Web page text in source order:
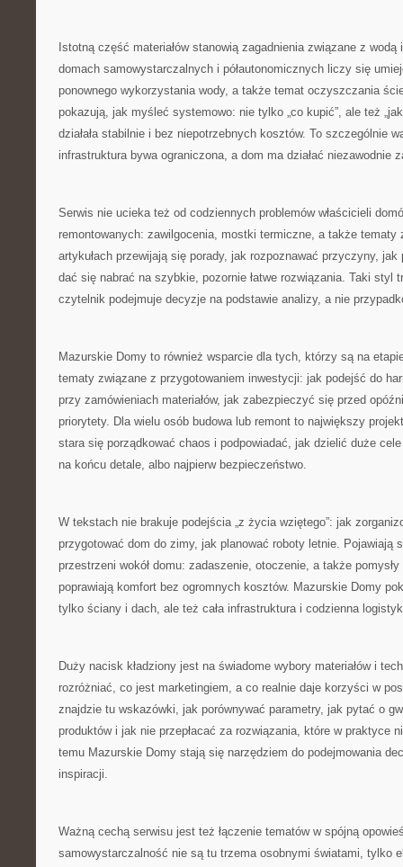
Istotną część materiałów stanowią zagadnienia związane z
domach samowystarczalnych i półautonomicznych liczy się
ponownego wykorzystania wody, a także temat oczyszczania
pokazują, jak myśleć systemowo: nie tylko „co kupić”, ale też
działała stabilnie i bez niepotrzebnych kosztów. To szczególnie
infrastruktura bywa ograniczona, a dom ma działać niezawodnie
Serwis nie ucieka też od codziennych problemów właścicieli
remontowanych: zawilgocenia, mostki termiczne, a także tematy
artykułach przewijają się porady, jak rozpoznawać przyczyny, jak
dać się nabrać na szybkie, pozornie łatwe rozwiązania. Taki styl
czytelnik podejmuje decyzje na podstawie analizy, a nie
Mazurskie Domy to również wsparcie dla tych, którzy są na
tematy związane z przygotowaniem inwestycji: jak podejść do
przy zamówieniach materiałów, jak zabezpieczyć się przed
priorytety. Dla wielu osób budowa lub remont to największy
stara się porządkować chaos i podpowiadać, jak dzielić duże
na końcu detale, albo najpierw bezpieczeństwo.
W tekstach nie brakuje podejścia „z życia wziętego”: jak
przygotować dom do zimy, jak planować roboty letnie. Pojawiają
przestrzeni wokół domu: zadaszenie, otoczenie, a także
poprawiają komfort bez ogromnych kosztów. Mazurskie Domy
tylko ściany i dach, ale też cała infrastruktura i codzienna
Duży nacisk kładziony jest na świadome wybory materiałów i
rozróżniać, co jest marketingiem, a co realnie daje korzyści w
znajdzie tu wskazówki, jak porównywać parametry, jak pytać o
produktów i jak nie przepłacać za rozwiązania, które w praktyce
temu Mazurskie Domy stają się narzędziem do podejmowania
inspiracji.
Ważną cechą serwisu jest też łączenie tematów w spójną
samowystarczalność nie są tu trzema osobnymi światami, tylko